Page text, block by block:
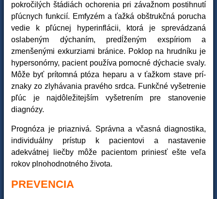
pokročilých štádiách ochorenia pri závažnom postihnutí
pľúcnych funkcií. Emfyzém a ťažká obštrukčná porucha
vedie k pľúcnej hyperinflácii, ktorá je sprevádzaná
oslabeným dýchaním, predĺženým exspíriom a
zmenšenými exkurziami bránice. Poklop na hrudníku je
hypersonórny, pacient používa pomocné dýchacie svaly.
Môže byť prítomná ptóza heparu a v ťažkom stave prí-
znaky zo zlyhávania pravého srdca. Funkčné vyšetrenie
pľúc je najdôležitejším vyšetrením pre stanovenie
diagnózy.
Prognóza je priaznivá. Správna a včasná diagnostika,
individuálny prístup k pacientovi a nastavenie
adekvátnej liečby môže pacientom priniesť ešte veľa
rokov plnohodnotného života.
PREVENCIA